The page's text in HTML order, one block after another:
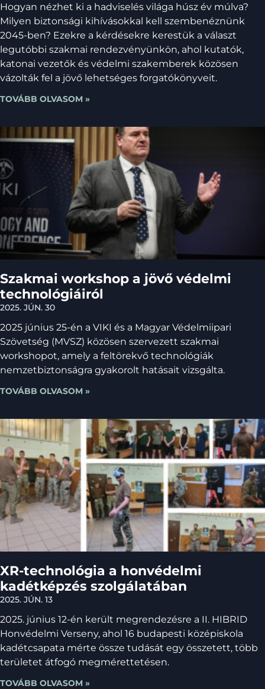
Hogyan nézhet ki a hadviselés világa húsz év múlva?
Milyen biztonsági kihívásokkal kell szembenéznünk
2045-ben? Ezekre a kérdésekre kerestük a választ
legutóbbi szakmai rendezvényünkön, ahol kutatók,
katonai vezetők és védelmi szakemberek közösen
vázolták fel a jövő lehetséges forgatókönyveit.
TOVÁBB OLVASOM »
Szakmai workshop a jövő védelmi
technológiáiról
2025. JÚN. 30
2025 június 25-én a VIKI és a Magyar Védelmiipari
Szövetség (MVSZ) közösen szervezett szakmai
workshopot, amely a feltörekvő technológiák
nemzetbiztonságra gyakorolt hatásait vizsgálta.
TOVÁBB OLVASOM »
XR-technológia a honvédelmi
kadétképzés szolgálatában
2025. JÚN. 13
2025. június 12-én került megrendezésre a II. HIBRID
Honvédelmi Verseny, ahol 16 budapesti középiskola
kadétcsapata mérte össze tudását egy összetett, több
területet átfogó megmérettetésen.
TOVÁBB OLVASOM »